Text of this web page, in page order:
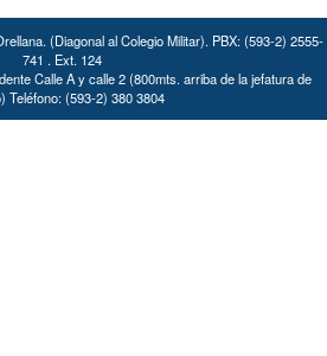
(Diagonal al Colegio Militar). PBX: (593-2) 2555-
741 . Ext. 124
Calle A y calle 2 (800mts. arriba de la jefatura de
Teléfono: (593-2) 380 3804